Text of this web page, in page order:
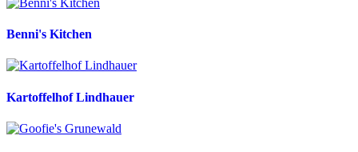
Benni's Kitchen
Kartoffelhof Lindhauer